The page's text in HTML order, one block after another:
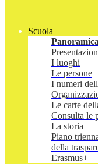
Scuola
Panoramica
I luoghi
Le persone
I numeri
Le carte
Consulta le
La storia
Piano
della
Erasmus+